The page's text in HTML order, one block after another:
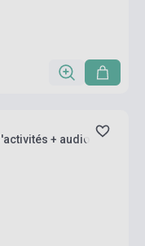
+ audio